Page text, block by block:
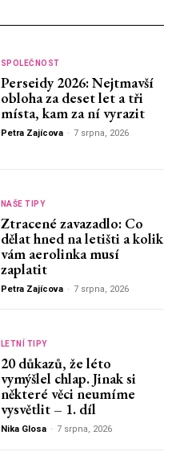
SPOLEČNOST
Perseidy 2026: Nejtmavší
obloha za deset let a tři
místa, kam za ní vyrazit
Petra Zajícova - 7 srpna, 2026
NAŠE TIPY
Ztracené zavazadlo: Co
dělat hned na letišti a kolik
vám aerolinka musí
zaplatit
Petra Zajícova - 7 srpna, 2026
LETNÍ TIPY
20 důkazů, že léto
vymýšlel chlap. Jinak si
některé věci neumíme
vysvětlit – 1. díl
Nika Glosa - 7 srpna, 2026